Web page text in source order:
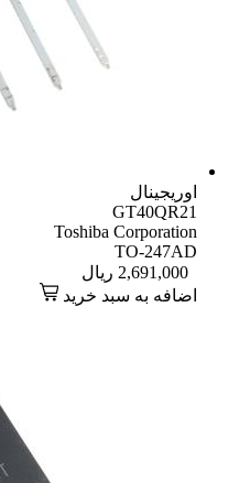
اوریجینال
GT40QR21
Toshiba Corporation
TO-247AD
2,691,000 ریال
اضافه به سبد خرید